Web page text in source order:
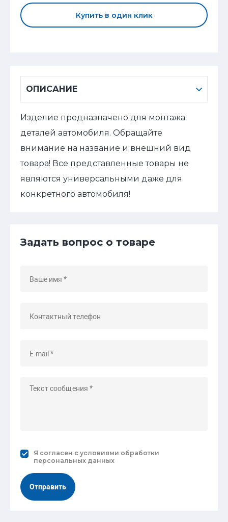
Купить в один клик
ОПИСАНИЕ
Изделие предназначено для монтажа
деталей автомобиля. Обращайте
внимание на название и внешний вид
товара! Все представленные товары не
являются универсальными даже для
конкретного автомобиля!
Задать вопрос о товаре
Я согласен с условиями обработки
персональных данных
Отправить